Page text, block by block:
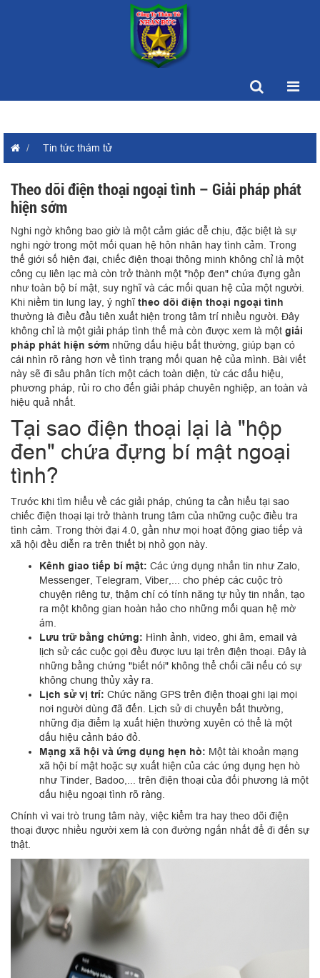
Tin tức thám tử
Theo dõi điện thoại ngoại tình – Giải pháp phát
hiện sớm
Nghi ngờ không bao giờ là một cảm giác dễ chịu, đặc biệt là sự
nghi ngờ trong một mối quan hệ hôn nhân hay tình cảm. Trong
thế giới số hiện đại, chiếc điện thoại thông minh không chỉ là một
công cụ liên lạc mà còn trở thành một "hộp đen" chứa đựng gần
như toàn bộ bí mật, suy nghĩ và các mối quan hệ của một người.
Khi niềm tin lung lay, ý nghĩtheo dõi điện thoại ngoại tình
thường là điều đầu tiên xuất hiện trong tâm trí nhiều người. Đây
không chỉ là một giải pháp tình thế mà còn được xem là một giải
pháp phát hiện sớm những dấu hiệu bất thường, giúp bạn có
cái nhìn rõ ràng hơn về tình trạng mối quan hệ của mình. Bài viết
này sẽ đi sâu phân tích một cách toàn diện, từ các dấu hiệu,
phương pháp, rủi ro cho đến giải pháp chuyên nghiệp, an toàn và
hiệu quả nhất.
Tại sao điện thoại lại là "hộp
đen" chứa đựng bí mật ngoại
tình?
Trước khi tìm hiểu về các giải pháp, chúng ta cần hiểu tại sao
chiếc điện thoại lại trở thành trung tâm của những cuộc điều tra
tình cảm. Trong thời đại 4.0, gần như mọi hoạt động giao tiếp và
xã hội đều diễn ra trên thiết bị nhỏ gọn này.
Kênh giao tiếp bí mật: Các ứng dụng nhắn tin như Zalo,
Messenger, Telegram, Viber,... cho phép các cuộc trò
chuyện riêng tư, thậm chí có tính năng tự hủy tin nhắn, tạo
ra một không gian hoàn hảo cho những mối quan hệ mờ
ám.
Lưu trữ bằng chứng: Hình ảnh, video, ghi âm, email và
lịch sử các cuộc gọi đều được lưu lại trên điện thoại. Đây là
những bằng chứng "biết nói" không thể chối cãi nếu có sự
không chung thủy xảy ra.
Lịch sử vị trí: Chức năng GPS trên điện thoại ghi lại mọi
nơi người dùng đã đến. Lịch sử di chuyển bất thường,
những địa điểm lạ xuất hiện thường xuyên có thể là một
dấu hiệu cảnh báo đỏ.
Mạng xã hội và ứng dụng hẹn hò: Một tài khoản mạng
xã hội bí mật hoặc sự xuất hiện của các ứng dụng hẹn hò
như Tinder, Badoo,... trên điện thoại của đối phương là một
dấu hiệu ngoại tình rõ ràng.
Chính vì vai trò trung tâm này, việc kiểm tra hay theo dõi điện
thoại được nhiều người xem là con đường ngắn nhất để đi đến sự
thật.